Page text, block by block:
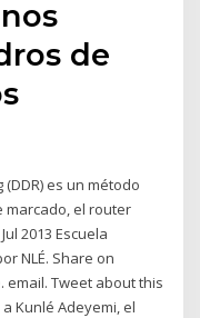
de
es un método
marcado, el router
2013 Escuela
NLÉ. Share on
email. Tweet about this
Kunlé Adeyemi, el